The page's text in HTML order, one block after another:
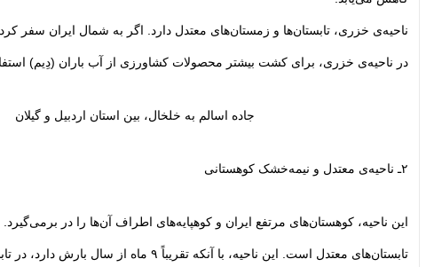
ناحیه‌ی خزری، تابستان‌ها و زمستان‌های معتدل دارد. اگر به شمال ایران سفر
در ناحیه‌ی خزری، برای کشت بیشتر محصولات کشاورزی از آب باران (دِیم)
جاده اسالم به خلخال، بین استان اردبیل و گیلان
۲ـ ناحیه‌ی معتدل و نیمه‌خشک کوهستانی
این ناحیه، کوهستان‌های مرتفع ایران و کوهپایه‌های اطراف آن‌ها را در
تابستان‌های معتدل است. این ناحیه،